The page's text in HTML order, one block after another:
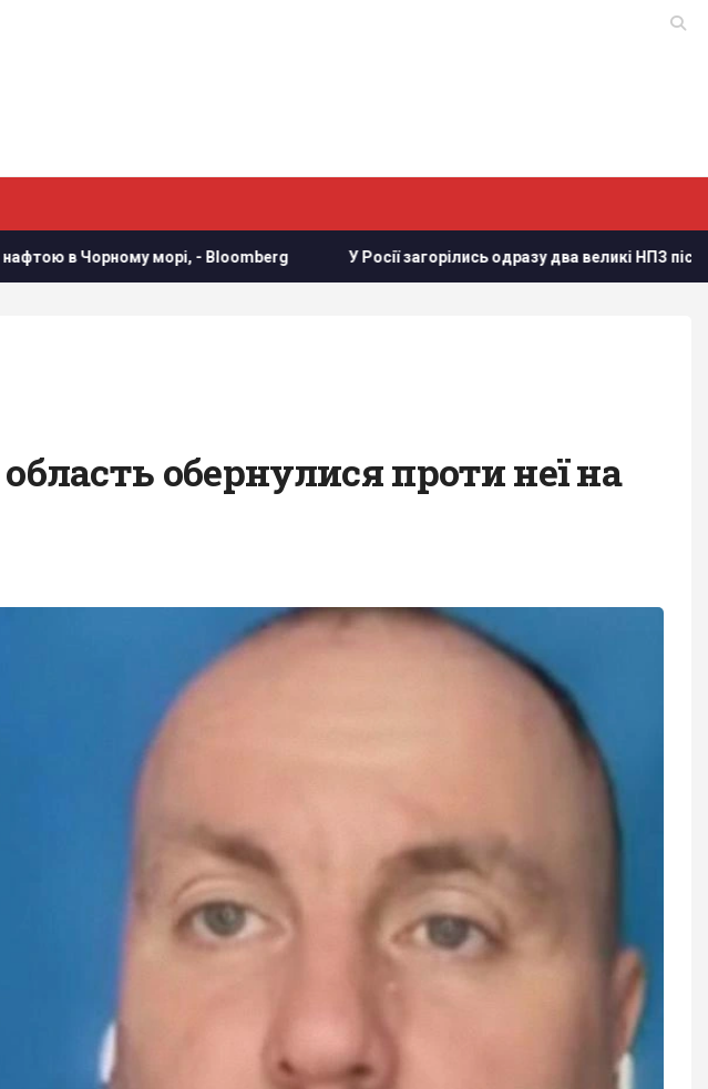
морі, - Bloomberg У Росії загорілись одразу два великі НПЗ після атаки
обернулися проти неї на